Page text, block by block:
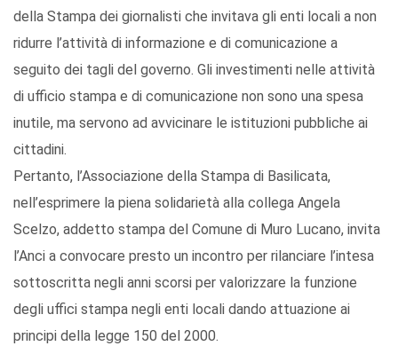
della Stampa dei giornalisti che invitava gli enti locali a non
ridurre l’attività di informazione e di comunicazione a
seguito dei tagli del governo. Gli investimenti nelle attività
di ufficio stampa e di comunicazione non sono una spesa
inutile, ma servono ad avvicinare le istituzioni pubbliche ai
cittadini.
Pertanto, l’Associazione della Stampa di Basilicata,
nell’esprimere la piena solidarietà alla collega Angela
Scelzo, addetto stampa del Comune di Muro Lucano, invita
l’Anci a convocare presto un incontro per rilanciare l’intesa
sottoscritta negli anni scorsi per valorizzare la funzione
degli uffici stampa negli enti locali dando attuazione ai
principi della legge 150 del 2000.